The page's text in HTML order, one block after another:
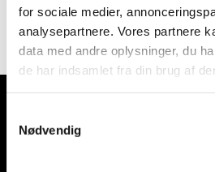
for sociale medier,
analysepartnere. Vores partnere
data med andre oplysninger, du
de har indsamlet fra din brug af
Nødvendig
Du vil måske